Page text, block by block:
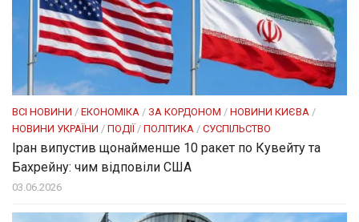
ВСІ НОВИНИ / ЕКОНОМІКА / ЗА КОРДОНОМ / НОВИНИ КИЄВА /
НОВИНИ УКРАЇНИ / ПОДІЇ / ПОЛІТИКА / СУСПІЛЬСТВО
Іран випустив щонайменше 10 ракет по Кувейту та
Бахрейну: чим відповіли США
03.06.2026